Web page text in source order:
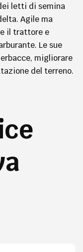
letti di semina
Agile ma
il trattore e
Le sue
migliorare
del terreno.